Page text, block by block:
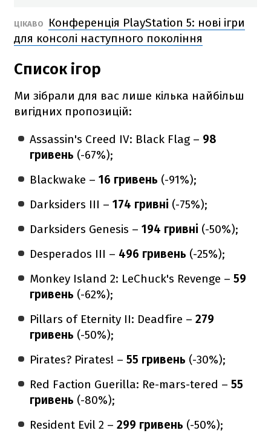
ЦІКАВО
Конференція PlayStation 5: нові ігри
для консолі наступного покоління
Список ігор
Ми зібрали для вас лише кілька найбільш
вигідних пропозицій:
Assassin's Creed IV: Black Flag – 98
гривень (-67%);
Blackwake –16 гривень (-91%);
Darksiders III –174 гривні (-75%);
Darksiders Genesis –194 гривні (-50%);
Desperados III – 496 гривень (-25%);
Monkey Island 2: LeChuck's Revenge –59
гривень (-62%);
Pillars of Eternity II: Deadfire –279
гривень (-50%);
Pirates? Pirates! –55 гривень (-30%);
Red Faction Guerilla: Re-mars-tered –55
гривень (-80%);
Resident Evil 2 –299 гривень (-50%);